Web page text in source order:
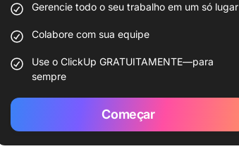
Gerencie todo o seu trabalho em um só lugar
Colabore com sua equipe
Use o ClickUp GRATUITAMENTE—para
sempre
Começar